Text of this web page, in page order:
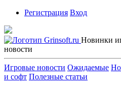
Регистрация Вход
Новинки
новости
Игровые новости Ожидаемые
и софт Полезные статьи